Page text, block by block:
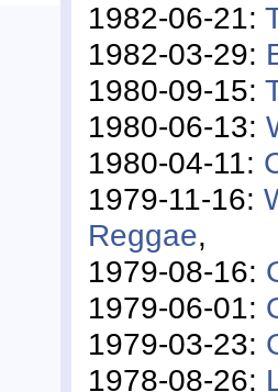
1982-06-21:
1982-03-29:
1980-09-15:
1980-06-13:
1980-04-11:
1979-11-16:
Reggae,
1979-08-16:
1979-06-01:
1979-03-23:
1978-08-26: